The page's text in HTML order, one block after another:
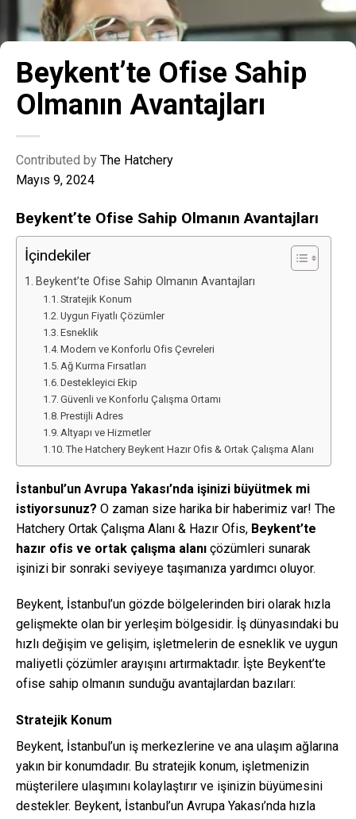
Beykent’te Ofise Sahip
Olmanın Avantajları
Contributed by The Hatchery
Mayıs 9, 2024
Beykent’te Ofise Sahip Olmanın Avantajları
İçindekiler
Beykent’te Ofise Sahip Olmanın Avantajları
Stratejik Konum
Uygun Fiyatlı Çözümler
Esneklik
Modern ve Konforlu Ofis Çevreleri
Ağ Kurma Fırsatları
Destekleyici Ekip
Güvenli ve Konforlu Çalışma Ortamı
Prestijli Adres
Altyapı ve Hizmetler
The Hatchery Beykent Hazır Ofis & Ortak Çalışma Alanı
İstanbul’un Avrupa Yakası’nda işinizi büyütmek mi
istiyorsunuz? O zaman size harika bir haberimiz var! The
Hatchery Ortak Çalışma Alanı & Hazır Ofis, Beykent’te
hazır ofis ve ortak çalışma alanı çözümleri sunarak
işinizi bir sonraki seviyeye taşımanıza yardımcı oluyor.
Beykent, İstanbul’un gözde bölgelerinden biri olarak hızla
gelişmekte olan bir yerleşim bölgesidir. İş dünyasındaki bu
hızlı değişim ve gelişim, işletmelerin de esneklik ve uygun
maliyetli çözümler arayışını artırmaktadır. İşte Beykent’te
ofise sahip olmanın sunduğu avantajlardan bazıları:
Stratejik Konum
Beykent, İstanbul’un iş merkezlerine ve ana ulaşım ağlarına
yakın bir konumdadır. Bu stratejik konum, işletmenizin
müşterilere ulaşımını kolaylaştırır ve işinizin büyümesini
destekler. Beykent, İstanbul’un Avrupa Yakası’nda hızla